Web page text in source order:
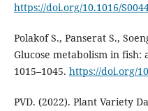
https://doi.org/10.1016/
Polakof S., Panserat S.,
Glucose metabolism in fish:
1015–1045. https://doi.org/
PVD. (2022). Plant Variety